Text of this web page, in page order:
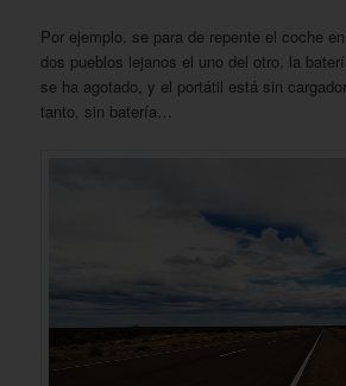
Por ejemplo, se para de repente el coche
dos pueblos lejanos el uno del otro, la
se ha agotado, y el portátil está sin
tanto, sin batería…